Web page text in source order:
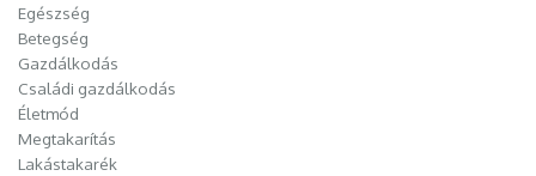
Egészség
Betegség
Gazdálkodás
Családi gazdálkodás
Életmód
Megtakarítás
Lakástakarék